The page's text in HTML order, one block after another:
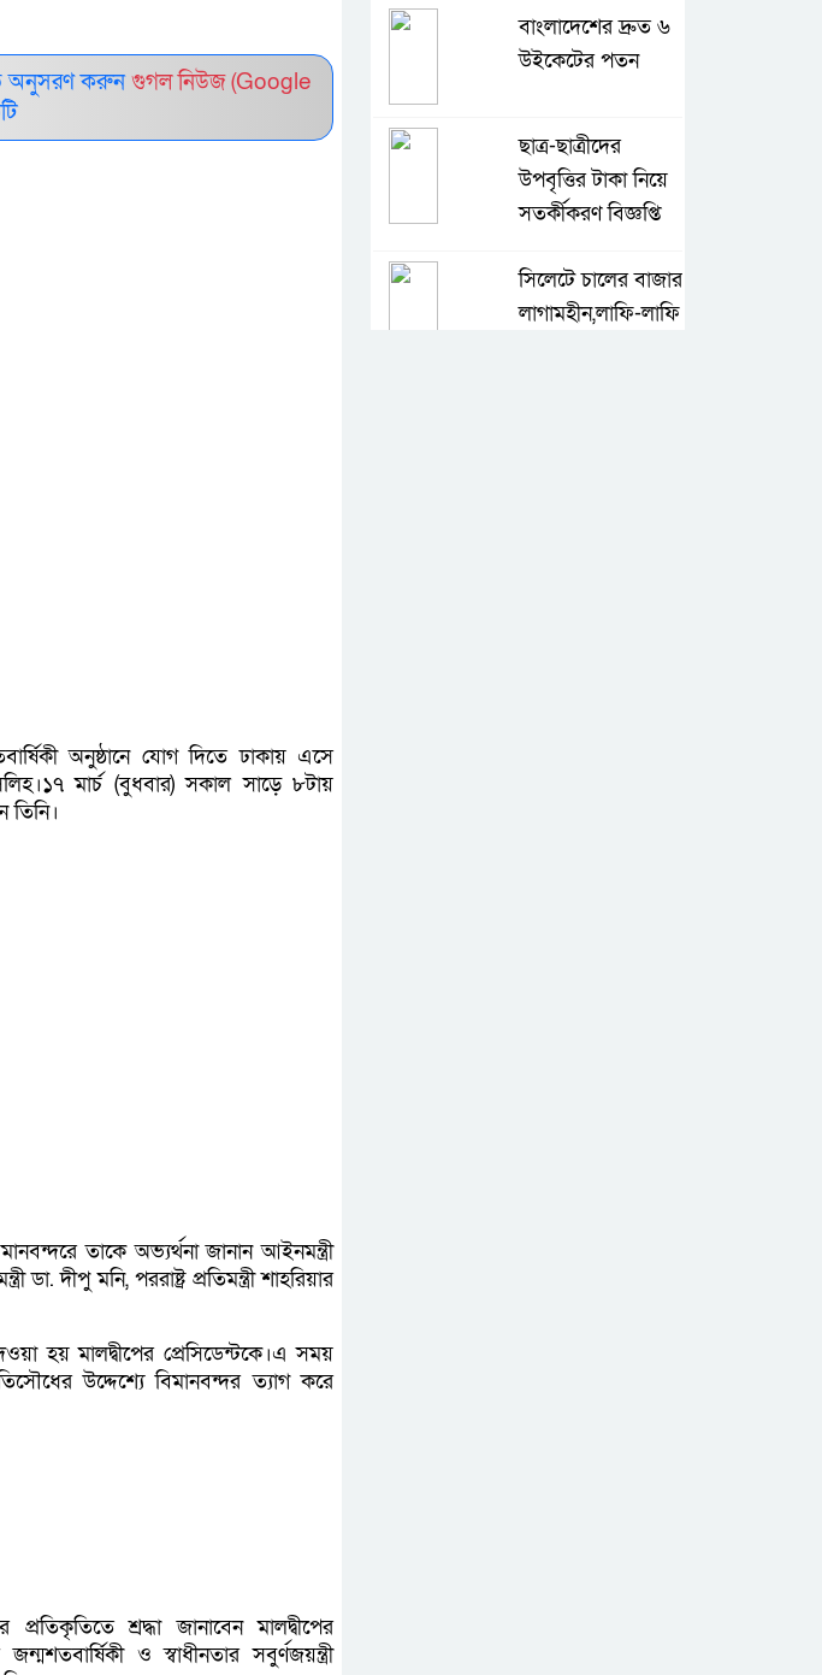
অনুসরণ করুনগুগল নিউজ (Google
অনুষ্ঠানে যোগ দিতে ঢাকায় এসে
মার্চ (বুধবার) সকাল সাড়ে ৮টায়
তিনি।
তাকে অভ্যর্থনা জানান আইনমন্ত্রী
দীপু মনি, পররাষ্ট্র প্রতিমন্ত্রী শাহরিয়ার
হয় মালদ্বীপের প্রেসিডেন্টকে।এ সময়
উদ্দেশ্যে বিমানবন্দর ত্যাগ করে
শ্রদ্ধা জানাবেন মালদ্বীপের
ও স্বাধীনতার সবুর্ণজয়ন্ত্রী
বাংলাদেশের দ্রুত ৬
উইকেটের পতন
ছাত্র-ছাত্রীদের
উপবৃত্তির টাকা নিয়ে
সতর্কীকরণ বিজ্ঞপ্তি
সিলেটে চালের বাজার
লাগামহীন,লাফি-লাফি